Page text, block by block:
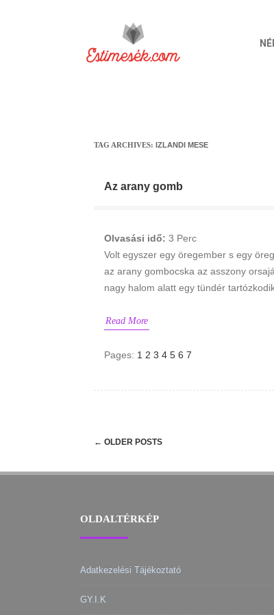
TAG ARCHIVES: IZLANDI MESE
Az arany gomb
Olvasási idő: 3 Perc
Volt egyszer egy öregember s egy
az arany gombocska az asszony
nagy halom alatt egy tündér
Read More
Pages: 1 2 3 4 5 6 7
Post
← OLDER POSTS
OLDALTÉRKÉP
Adatkezelési Tájékoztató
GY.I.K